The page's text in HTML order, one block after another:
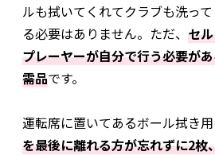
ルも拭いてくれてクラブも洗っ
る必要はありません。ただ、 セ
プレーヤーが自分で行う必要が
需品です。
運転席に置いてあるボール拭き用
を最後に離れる方が忘れずに2枚